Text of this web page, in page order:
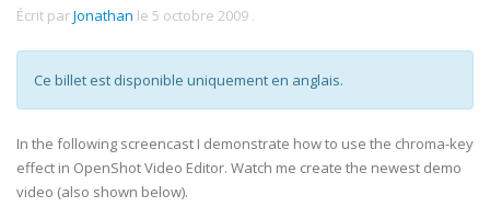
Écrit parJonathan le 5 octobre 2009 .
Ce billet est disponible uniquement en anglais.
In the following screencast I demonstrate how to use the chroma-key
effect in OpenShot Video Editor. Watch me create the newest demo
video (also shown below).